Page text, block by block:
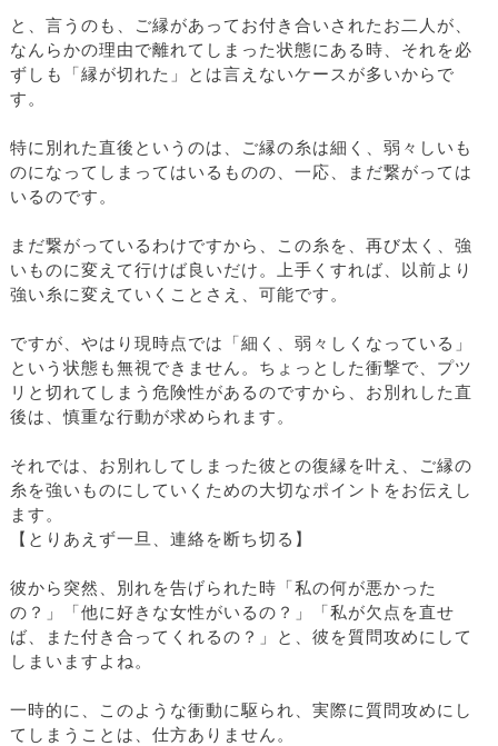
と、言うのも、ご縁があってお付き合いされたお二人が、
なんらかの理由で離れてしまった状態にある時、それを必
ずしも「縁が切れた」とは言えないケースが多いからで
す。
特に別れた直後というのは、ご縁の糸は細く、弱々しいも
のになってしまってはいるものの、一応、まだ繋がっては
いるのです。
まだ繋がっているわけですから、この糸を、再び太く、強
いものに変えて行けば良いだけ。上手くすれば、以前より
強い糸に変えていくことさえ、可能です。
ですが、やはり現時点では「細く、弱々しくなっている」
という状態も無視できません。ちょっとした衝撃で、プツ
リと切れてしまう危険性があるのですから、お別れした直
後は、慎重な行動が求められます。
それでは、お別れしてしまった彼との復縁を叶え、ご縁の
糸を強いものにしていくための大切なポイントをお伝えし
ます。
【とりあえず一旦、連絡を断ち切る】
彼から突然、別れを告げられた時「私の何が悪かった
の？」「他に好きな女性がいるの？」「私が欠点を直せ
ば、また付き合ってくれるの？」と、彼を質問攻めにして
しまいますよね。
一時的に、このような衝動に駆られ、実際に質問攻めにし
てしまうことは、仕方ありません。